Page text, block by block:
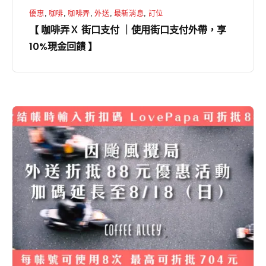
支
帶，
享
10%
現
金
回
饋
】
優惠, 咖啡, 咖啡弄,外送, 最新消息, 訂位
【 咖啡弄Ｘ 街口支付 ｜使用街口支付外帶，享
10%現金回饋 】
咖
啡
弄
父
親
節
外
送
優